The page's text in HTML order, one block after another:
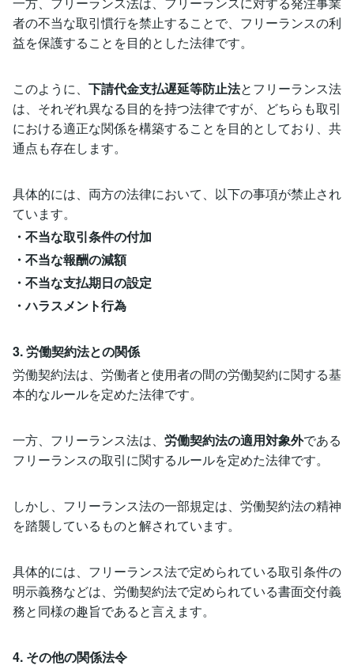
者の不当な取引慣行を禁止することで、フリーランスの利
益を保護することを目的とした法律です。
このように、 下請代金支払遅延等防止法とフリーランス法
は、それぞれ異なる目的を持つ法律ですが、どちらも取引
における適正な関係を構築することを目的としており、共
通点も存在します。
具体的には、両方の法律において、以下の事項が禁止され
ています。
・不当な取引条件の付加
・不当な報酬の減額
・不当な支払期日の設定
・ハラスメント行為
3. 労働契約法との関係
労働契約法は、労働者と使用者の間の労働契約に関する基
本的なルールを定めた法律です。
一方、フリーランス法は、 労働契約法の適用対象外である
フリーランスの取引に関するルールを定めた法律です。
しかし、フリーランス法の一部規定は、労働契約法の精神
を踏襲しているものと解されています。
具体的には、フリーランス法で定められている取引条件の
明示義務などは、労働契約法で定められている書面交付義
務と同様の趣旨であると言えます。
4. その他の関係法令